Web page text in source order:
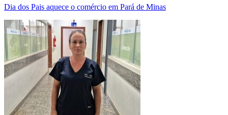
Dia dos Pais aquece o comércio em Pará de Minas